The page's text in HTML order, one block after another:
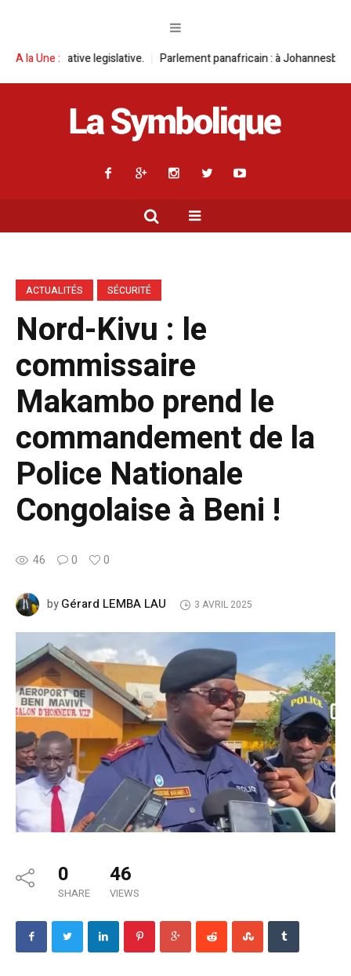
A la Une : Parlement panafricain : à Johannesburg, Aimé Boji
ACTUALITÉS SÉCURITÉ
Nord-Kivu : le
commissaire
Makambo prend le
commandement de la
Police Nationale
Congolaise à Beni !
46 0 0
byGérard LEMBA LAU 3 AVRIL 2025
0
SHARE
46
VIEWS